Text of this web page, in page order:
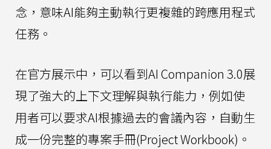
念，意味AI能夠主動執行更複雜的跨應用程式
任務。
在官方展示中，可以看到AI Companion 3.0展
現了強大的上下文理解與執行能力，例如使
用者可以要求AI根據過去的會議內容，自動生
成一份完整的專案手冊(Project Workbook)。